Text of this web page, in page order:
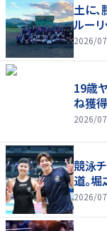
土に、
ルーリ
2026/
19歳
ね獲
2026/
競泳
道。
2026/